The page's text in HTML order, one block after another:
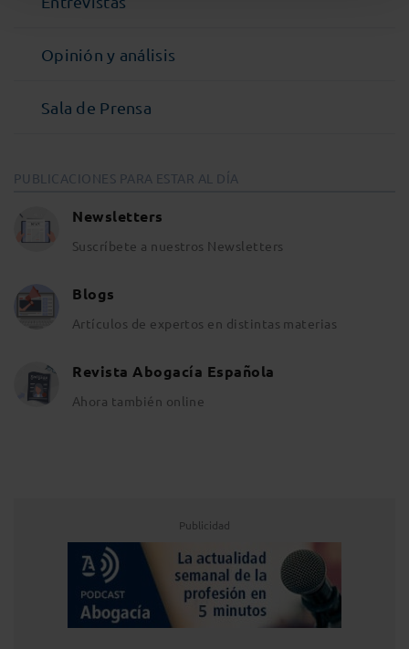
Opinión y análisis
Sala de Prensa
PUBLICACIONES PARA ESTAR AL DÍA
Newsletters
Suscríbete a nuestros Newsletters
Blogs
Artículos de expertos en distintas materias
Revista Abogacía Española
Ahora también online
Publicidad